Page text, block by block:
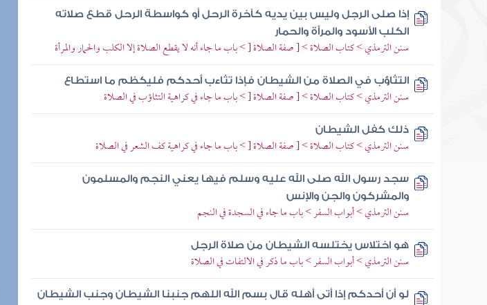
إذا صلى الرجل وليس بين يديه كآخرة الرحل أو كواسطة الرحل قطع صلاته
الكلب الأسود والمرأة والحمار
سنن الترمذي > كتاب الصلاة > [ صفة الصلاة [ > باب ما جاء أنه لا يقطع الصلاة إلا الكلب والحمار والمرأة
التثاؤب في الصلاة من الشيطان فإذا تثاءب أحدكم فليكظم ما استطاع
سنن الترمذي > كتاب الصلاة > [ صفة الصلاة [ > باب ما جاء في كراهية التثاؤب في الصلاة
ذلك كفل الشيطان
سنن الترمذي > كتاب الصلاة > [ صفة الصلاة [ > باب ما جاء في كراهية كف الشعر في الصلاة
سجد رسول الله صلى الله عليه وسلم فيها يعني النجم والمسلمون
والمشركون والجن والإنس
سنن الترمذي > أبواب السفر > باب ما جاء في السجدة في النجم
هو اختلاس يختلسه الشيطان من صلاة الرجل
سنن الترمذي > أبواب السفر > باب ما ذكر في الالتفات في الصلاة
لو أن أحدكم إذا أتى أهله قال بسم الله اللهم جنبنا الشيطان وجنب الشيطان